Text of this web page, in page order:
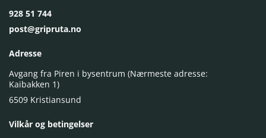
928 51 744
post@gripruta.no
Adresse
Avgang fra Piren i bysentrum (Nærmeste adresse:
Kaibakken 1)
6509 Kristiansund
Vilkår og betingelser